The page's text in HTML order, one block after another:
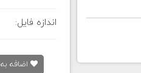
اندازه فایل:
اضافه